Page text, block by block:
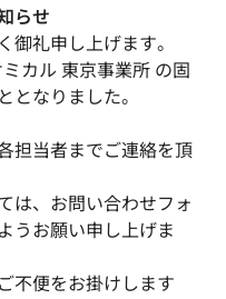
らせ
礼申し上げます。
カル 東京事業所 の固
なりました。
担当者までご連絡を頂
は、お問い合わせフォ
うお願い申し上げま
不便をお掛けします